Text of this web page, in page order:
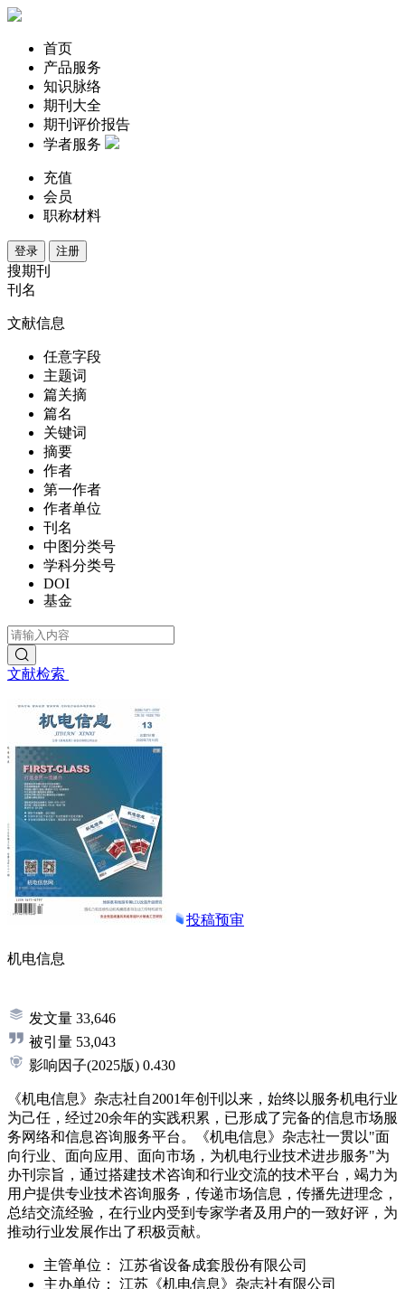
首页
产品服务
知识脉络
期刊大全
期刊评价报告
学者服务
充值
会员
职称材料
登录 注册
搜期刊
刊名
文献信息
任意字段
主题词
篇关摘
篇名
关键词
摘要
作者
第一作者
作者单位
刊名
中图分类号
学科分类号
DOI
基金
文献检索
投稿预审
机电信息
发文量 33,646
被引量 53,043
影响因子(2025版) 0.430
《机电信息》杂志社自2001年创刊以来，始终以服务机电行业
为己任，经过20余年的实践积累，已形成了完备的信息市场服
务网络和信息咨询服务平台。《机电信息》杂志社一贯以"面
向行业、面向应用、面向市场，为机电行业技术进步服务"为
办刊宗旨，通过搭建技术咨询和行业交流的技术平台，竭力为
用户提供专业技术咨询服务，传递市场信息，传播先进理念，
总结交流经验，在行业内受到专家学者及用户的一致好评，为
推动行业发展作出了积极贡献。
主管单位：
江苏省设备成套股份有限公司
主办单位：
江苏《机电信息》杂志社有限公司